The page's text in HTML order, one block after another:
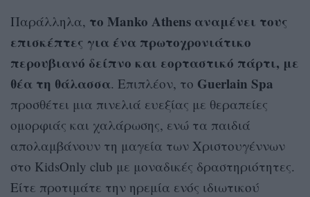
Παράλληλα, το Manko Athens αναμένει τους
επισκέπτες για ένα πρωτοχρονιάτικο
περουβιανό δείπνο και εορταστικό πάρτι, με
θέα τη θάλασσα. Επιπλέον, το Guerlain Spa
προσθέτει μια πινελιά ευεξίας με θεραπείες
ομορφιάς και χαλάρωσης, ενώ τα παιδιά
απολαμβάνουν τη μαγεία των Χριστουγέννων
στο KidsOnly club με μοναδικές δραστηριότητες.
Είτε προτιμάτε την ηρεμία ενός ιδιωτικού